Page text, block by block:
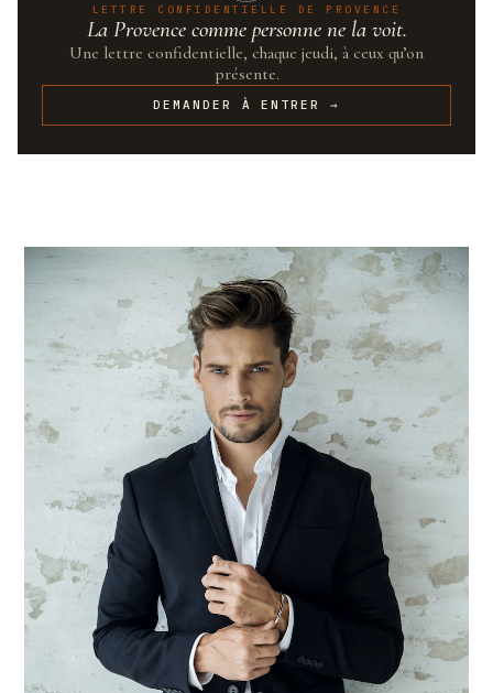
LETTRE CONFIDENTIELLE DE PROVENCE
La Provence comme personne ne la voit.
Une lettre confidentielle, chaque jeudi, à ceux qu’on
présente.
DEMANDER À ENTRER →